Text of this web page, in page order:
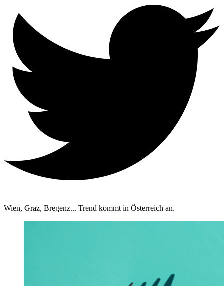
Wien, Graz, Bregenz... Trend kommt in Österreich an.